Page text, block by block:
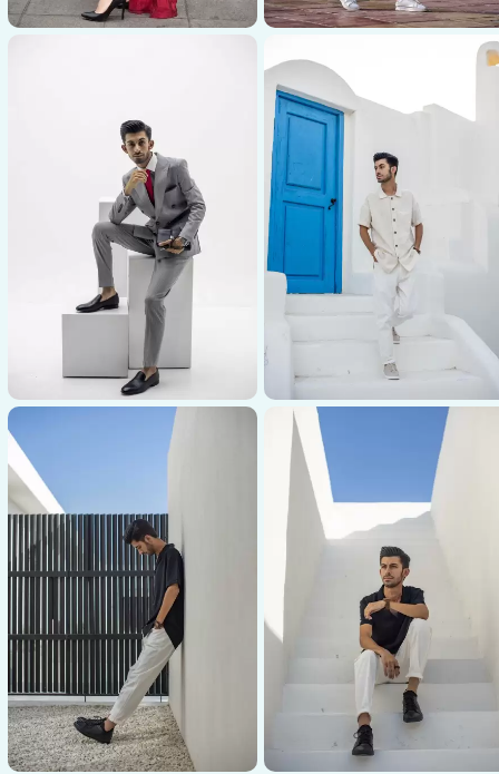
عکاسی پوشاک
عکاسی پیراهن سفید و کت قرمز
زنانه
عکاسی پوشاک
عکاسی لباس و شال قرمز زنانه
عکاسی پوشاک عکاسی پوشاک